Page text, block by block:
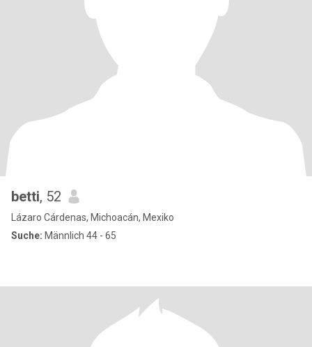
betti, 52
Lázaro Cárdenas, Michoacán, Mexiko
Suche: Männlich 44 - 65